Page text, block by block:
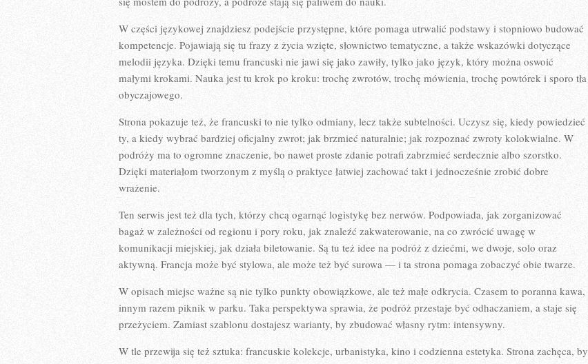
W części językowej znajdziesz podejście przystępne, które pomaga utrwalić podstawy i stopniowo budować
kompetencje. Pojawiają się tu frazy z życia wzięte, słownictwo tematyczne, a także wskazówki dotyczące
melodii języka. Dzięki temu francuski nie jawi się jako zawiły, tylko jako język, który można oswoić
małymi krokami. Nauka jest tu krok po kroku: trochę zwrotów, trochę mówienia, trochę powtórek i sporo tła
obyczajowego.
Strona pokazuje też, że francuski to nie tylko odmiany, lecz także subtelności. Uczysz się, kiedy powiedzieć
ty, a kiedy wybrać bardziej oficjalny zwrot; jak brzmieć naturalnie; jak rozpoznać zwroty kolokwialne. W
podróży ma to ogromne znaczenie, bo nawet proste zdanie potrafi zabrzmieć serdecznie albo szorstko.
Dzięki materiałom tworzonym z myślą o praktyce łatwiej zachować takt i jednocześnie zrobić dobre
wrażenie.
Ten serwis jest też dla tych, którzy chcą ogarnąć logistykę bez nerwów. Podpowiada, jak zorganizować
bagaż w zależności od regionu i pory roku, jak znaleźć zakwaterowanie, na co zwrócić uwagę w
komunikacji miejskiej, jak działa biletowanie. Są tu też idee na podróż z dziećmi, we dwoje, solo oraz
aktywną. Francja może być stylowa, ale może też być surowa — i ta strona pomaga zobaczyć obie twarze.
W opisach miejsc ważne są nie tylko punkty obowiązkowe, ale też małe odkrycia. Czasem to poranna kawa,
innym razem piknik w parku. Taka perspektywa sprawia, że podróż przestaje być odhaczaniem, a staje się
przeżyciem. Zamiast szablonu dostajesz warianty, by zbudować własny rytm: intensywny.
W tle przewija się też sztuka: francuskie kolekcje, urbanistyka, kino i codzienna estetyka. Strona zachęca, by